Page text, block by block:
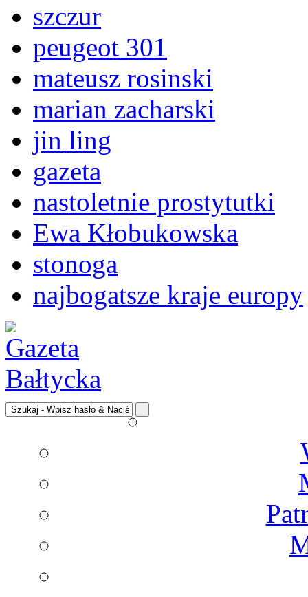
szczur
peugeot 301
mateusz rosinski
marian zacharski
jin ling
gazeta
nastoletnie prostytutki
Ewa Kłobukowska
stonoga
najbogatsze kraje europy